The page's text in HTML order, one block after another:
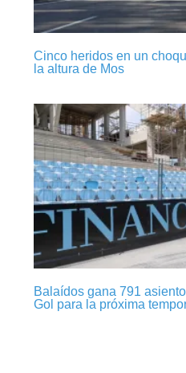
Cinco heridos en un
la altura de Mos
Balaídos gana 791
Gol para la próxima